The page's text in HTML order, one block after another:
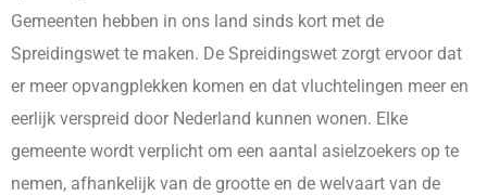
Gemeenten hebben in ons land sinds kort met de
Spreidingswet te maken. De Spreidingswet zorgt ervoor dat
er meer opvangplekken komen en dat vluchtelingen meer en
eerlijk verspreid door Nederland kunnen wonen. Elke
gemeente wordt verplicht om een aantal asielzoekers op te
nemen, afhankelijk van de grootte en de welvaart van de